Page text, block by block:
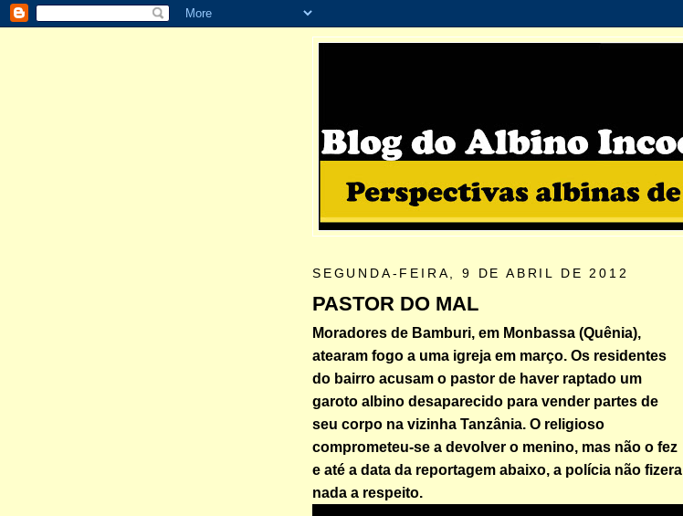
SEGUNDA-FEIRA, 9 DE ABRIL DE 2012
PASTOR DO MAL
Moradores de Bamburi, em Monbassa (Quênia),
atearam fogo a uma igreja em março. Os residentes
do bairro acusam o pastor de haver raptado um
garoto albino desaparecido para vender partes de
seu corpo na vizinha Tanzânia. O religioso
comprometeu-se a devolver o menino, mas não o fez
e até a data da reportagem abaixo, a polícia não fizera
nada a respeito.